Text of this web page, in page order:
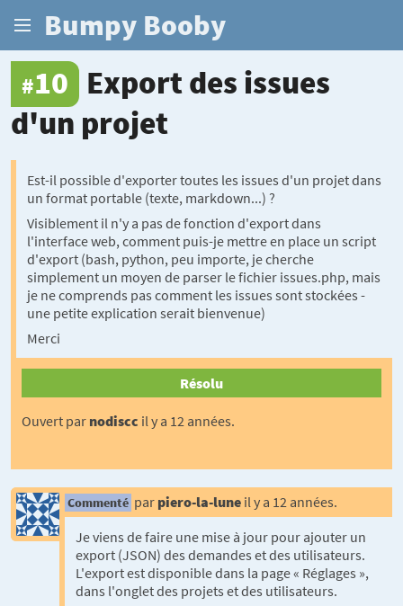
Bumpy Booby
#10 Export des issues
d'un projet
Est-il possible d'exporter toutes les issues d'un projet dans
un format portable (texte, markdown...) ?
Visiblement il n'y a pas de fonction d'export dans
l'interface web, comment puis-je mettre en place un script
d'export (bash, python, peu importe, je cherche
simplement un moyen de parser le fichier issues.php, mais
je ne comprends pas comment les issues sont stockées -
une petite explication serait bienvenue)
Merci
Résolu
Ouvert par nodiscc il y a 12 années.
Commenté par piero-la-lune il y a 12 années.
Je viens de faire une mise à jour pour ajouter un
export (JSON) des demandes et des utilisateurs.
L'export est disponible dans la page « Réglages »,
dans l'onglet des projets et des utilisateurs.